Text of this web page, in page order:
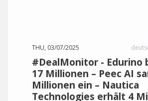
THU, 03/07/2025
#DealMonitor - Edurino
17 Millionen – Peec AI
Millionen ein – Nautica
Technologies erhält 4